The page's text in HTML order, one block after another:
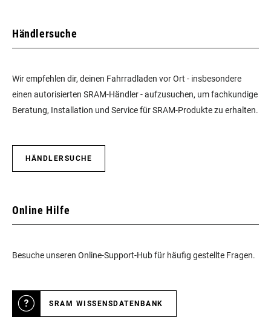
Händlersuche
Wir empfehlen dir, deinen Fahrradladen vor Ort - insbesondere
einen autorisierten SRAM-Händler - aufzusuchen, um fachkundige
Beratung, Installation und Service für SRAM-Produkte zu erhalten.
HÄNDLERSUCHE
Online Hilfe
Besuche unseren Online-Support-Hub für häufig gestellte Fragen.
SRAM WISSENSDATENBANK